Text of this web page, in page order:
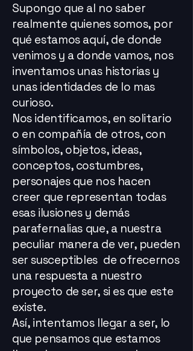
Supongo que al no saber
realmente quienes somos, por
qué estamos aquí, de donde
venimos y a donde vamos, nos
inventamos unas historias y
unas identidades de lo mas
curioso.
Nos identificamos, en solitario
o en compañía de otros, con
símbolos, objetos, ideas,
conceptos, costumbres,
personajes que nos hacen
creer que representan todas
esas ilusiones y demás
parafernalias que, a nuestra
peculiar manera de ver, pueden
ser susceptibles de ofrecernos
una respuesta a nuestro
proyecto de ser, si es que este
existe.
Así, intentamos llegar a ser, lo
que pensamos que estamos